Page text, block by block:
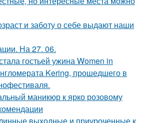
и заботу о себе выдают наши
На 27. 06.
гостьей ужина Women in
Kering, прошедшего в
маникюр к ярко розовому